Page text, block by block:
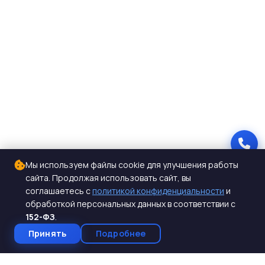
Мы используем файлы cookie для улучшения работы
сайта. Продолжая использовать сайт, вы
соглашаетесь сполитикой конфиденциальности и
обработкой персональных данных в соответствии с
152-ФЗ.
Принять
Подробнее